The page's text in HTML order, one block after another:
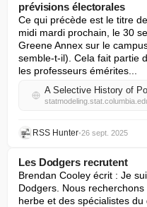
prévisions électorales
Ce qui précède est le titre
midi mardi prochain, le 30
Greene Annex sur le
semble-t-il). Cela fait partie
les professeurs émérites...
RSS Hunter•26 sept. 2025
Les Dodgers recrutent
Brendan Cooley écrit : Je
Dodgers. Nous
herbe et des spécialistes